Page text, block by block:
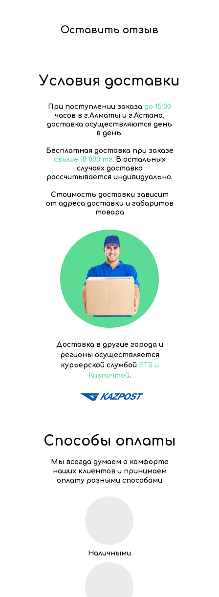
Оставить отзыв
При поступлении заказа до 15:00
часов в г.Алматы и г.Астана,
доставка осуществляются день
в день.
Бесплатная доставка при заказе
свыше 10 000 тг. В остальных
случаях доставка
рассчитывается индивидуально.
Стоимость доставки зависит
от адреса доставки и габаритов
товара
Доставка в другие города и
регионы осуществляется
курьерской службой ETS и
Казпочтой.
Условия доставки
Наличными
Способы оплаты
Мы всегда думаем о комфорте
наших клиентов и принимаем
оплату разными способами